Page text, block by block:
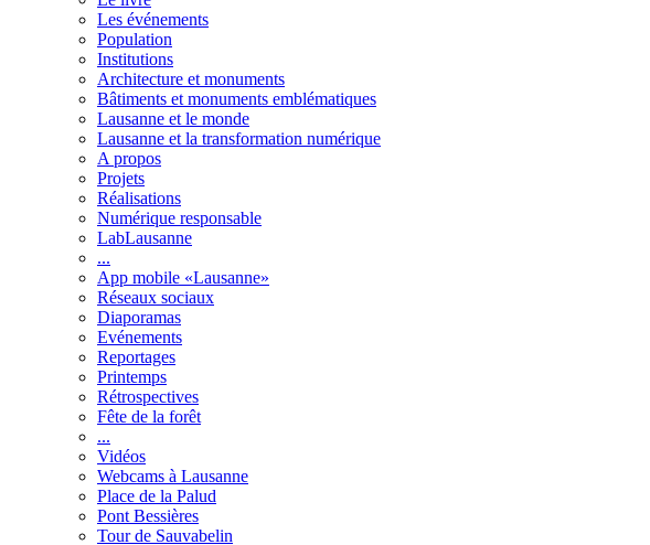
Les événements
Population
Institutions
Architecture et monuments
Bâtiments et monuments emblématiques
Lausanne et le monde
Lausanne et la transformation numérique
A propos
Projets
Réalisations
Numérique responsable
LabLausanne
...
App mobile «Lausanne»
Réseaux sociaux
Diaporamas
Evénements
Reportages
Printemps
Rétrospectives
Fête de la forêt
...
Vidéos
Webcams à Lausanne
Place de la Palud
Pont Bessières
Tour de Sauvabelin